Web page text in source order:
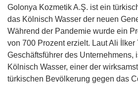
Golonya Kozmetik A.Ş. ist ein
das Kölnisch Wasser der neuen
Während der Pandemie wurde ein
von 700 Prozent erzielt. Laut Ali İlker
Geschäftsführer des Unternehmens,
Kölnisch Wasser, einer der
türkischen Bevölkerung gegen das